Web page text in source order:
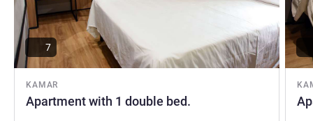
KAMAR
Apartment with 1 double bed.
7